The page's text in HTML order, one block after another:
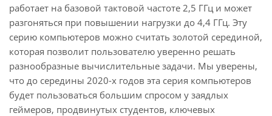
работает на базовой тактовой частоте 2,5 ГГц и может
разгоняться при повышении нагрузки до 4,4 ГГц. Эту
серию компьютеров можно считать золотой серединой,
которая позволит пользователю уверенно решать
разнообразные вычислительные задачи. Мы уверены,
что до середины 2020-х годов эта серия компьютеров
будет пользоваться большим спросом у заядлых
геймеров, продвинутых студентов, ключевых